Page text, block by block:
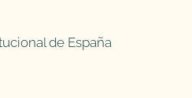
de España